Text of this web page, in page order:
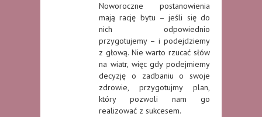
Noworoczne postanowienia
mają rację bytu – jeśli się do
nich odpowiednio
przygotujemy – i podejdziemy
z głową. Nie warto rzucać słów
na wiatr, więc gdy podejmiemy
decyzję o zadbaniu o swoje
zdrowie, przygotujmy plan,
który pozwoli nam go
realizować z sukcesem.